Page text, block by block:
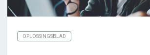
OPLOSSINGSBLAD